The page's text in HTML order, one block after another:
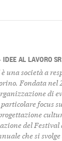
IDEE AL LAVORO
è una società a
Fondata nel
di
focus
delFestival
che si